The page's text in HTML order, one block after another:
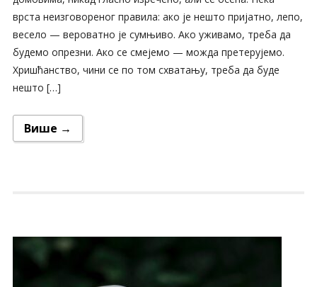
врста неизговореног правила: ако је нешто пријатно, лепо,
весело — вероватно је сумњиво. Ако уживамо, треба да
будемо опрезни. Ако се смејемо — можда претерујемо.
Хришћанство, чини се по том схватању, треба да буде
нешто […]
Више →